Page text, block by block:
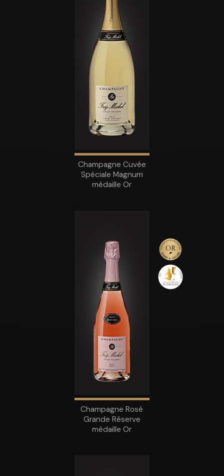
Champagne Cuvée
Spéciale Magnum
médaille Or
Champagne Rosé
Grande Réserve
médaille Or